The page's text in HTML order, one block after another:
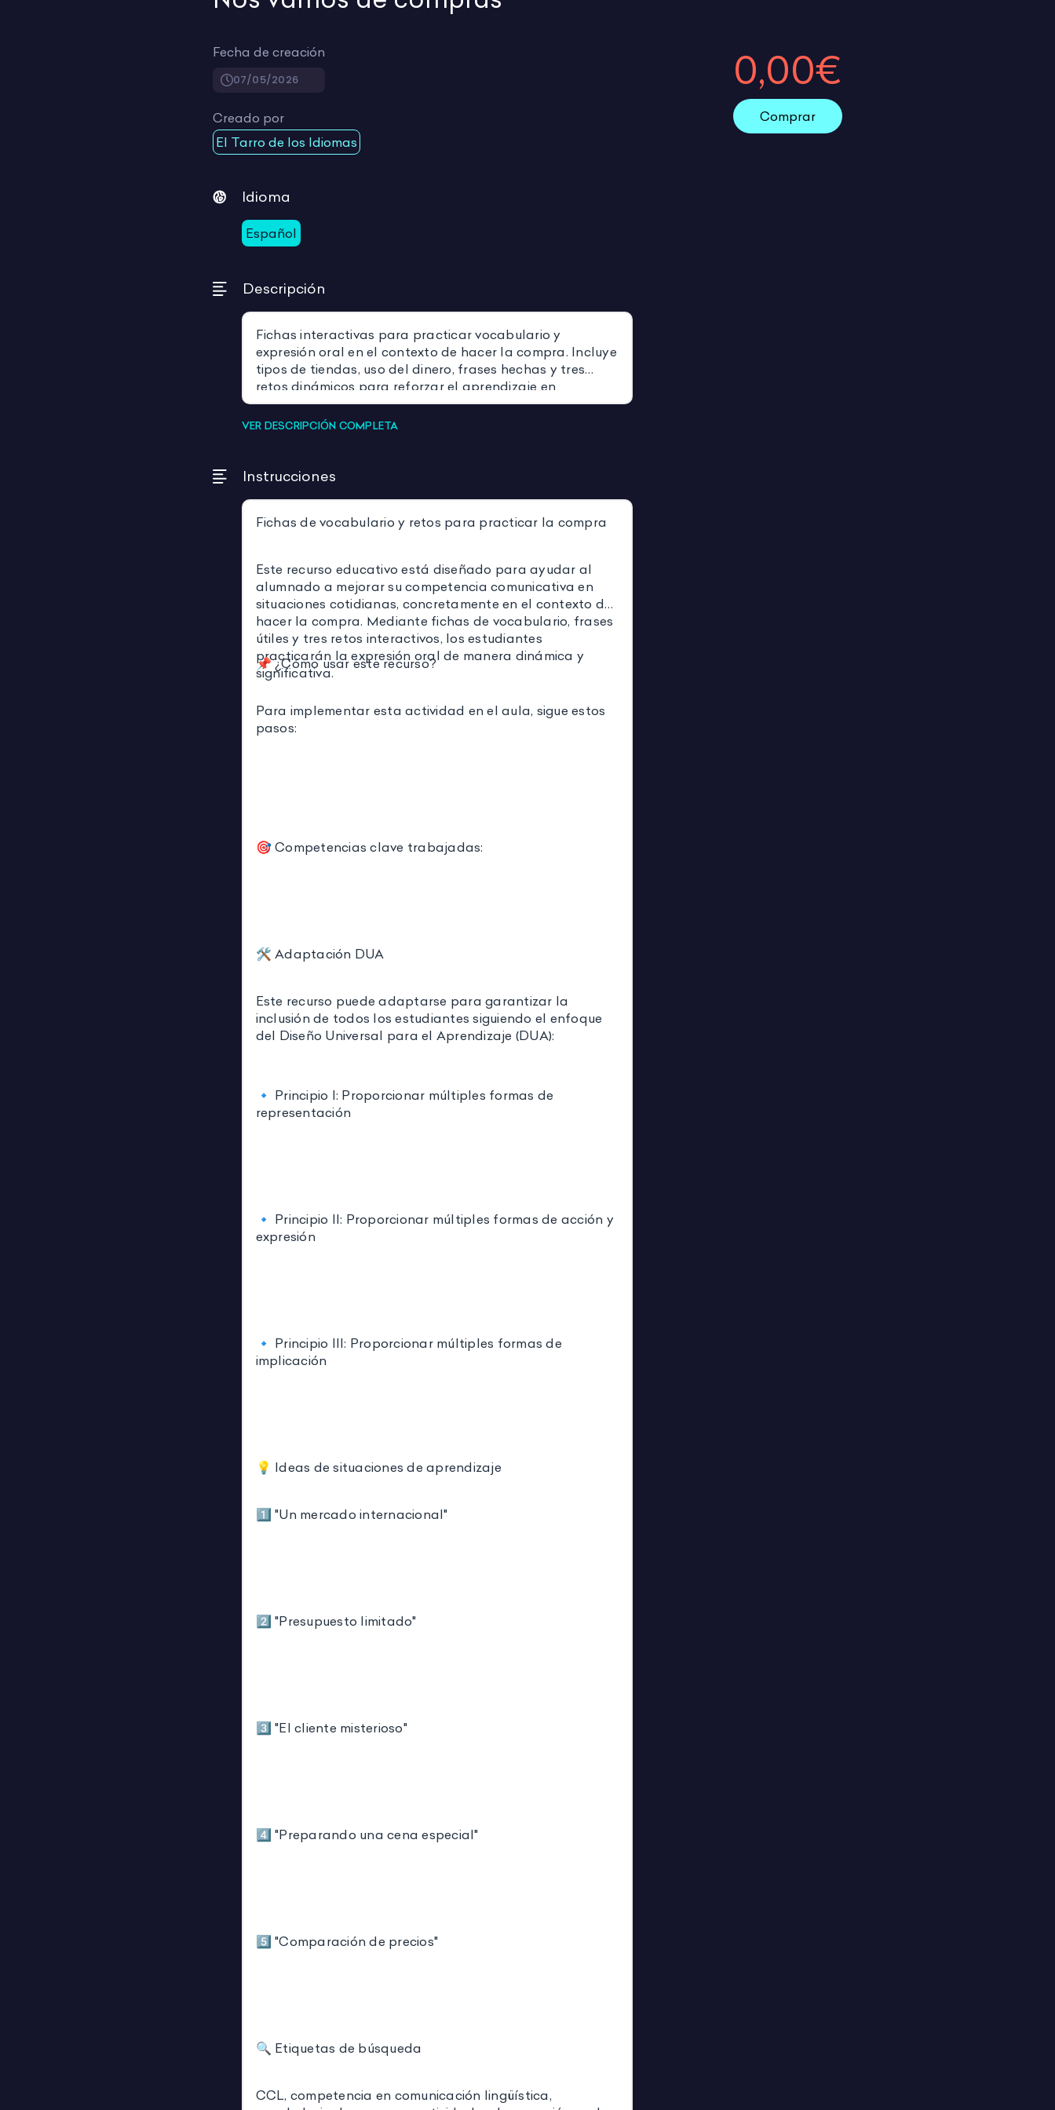
Fecha de creación
07/05/2026
Creado por
El Tarro de los Idiomas
Idioma
Español
Descripción
Fichas interactivas para practicar vocabulario y
expresión oral en el contexto de hacer la compra. Incluye
tipos de tiendas, uso del dinero, frases hechas y tres
retos dinámicos para reforzar el aprendizaje en
situaciones reales. Ideal para mejorar la comunicación
en situaciones cotidianas.
VER DESCRIPCIÓN COMPLETA
Instrucciones
Fichas de vocabulario y retos para practicar la compra
Este recurso educativo está diseñado para ayudar al
alumnado a mejorar su competencia comunicativa en
situaciones cotidianas, concretamente en el contexto de
hacer la compra. Mediante fichas de vocabulario, frases
útiles y tres retos interactivos, los estudiantes
practicarán la expresión oral de manera dinámica y
significativa.
📌 ¿Cómo usar este recurso?
Para implementar esta actividad en el aula, sigue estos
pasos:
🎯 Competencias clave trabajadas:
🛠 Adaptación DUA
Este recurso puede adaptarse para garantizar la
inclusión de todos los estudiantes siguiendo el enfoque
del Diseño Universal para el Aprendizaje (DUA):
🔹 Principio I: Proporcionar múltiples formas de
representación
🔹 Principio II: Proporcionar múltiples formas de acción y
expresión
🔹 Principio III: Proporcionar múltiples formas de
implicación
💡 Ideas de situaciones de aprendizaje
1️⃣ "Un mercado internacional"
2️⃣ "Presupuesto limitado"
3️⃣ "El cliente misterioso"
4️⃣ "Preparando una cena especial"
5️⃣ "Comparación de precios"
🔍 Etiquetas de búsqueda
CCL, competencia en comunicación lingüística,
0,00€
Comprar